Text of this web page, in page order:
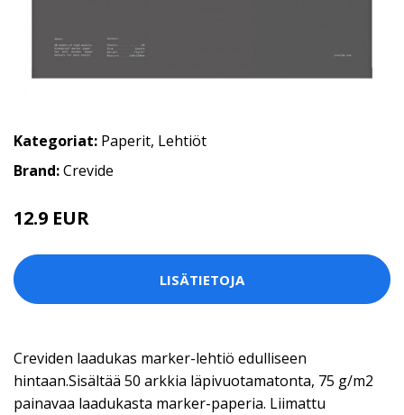
Kategoriat: Paperit, Lehtiöt
Brand:Crevide
12.9 EUR
LISÄTIETOJA
Creviden laadukas marker-lehtiö edulliseen
hintaan.Sisältää 50 arkkia läpivuotamatonta, 75 g/m2
painavaa laadukasta marker-paperia. Liimattu